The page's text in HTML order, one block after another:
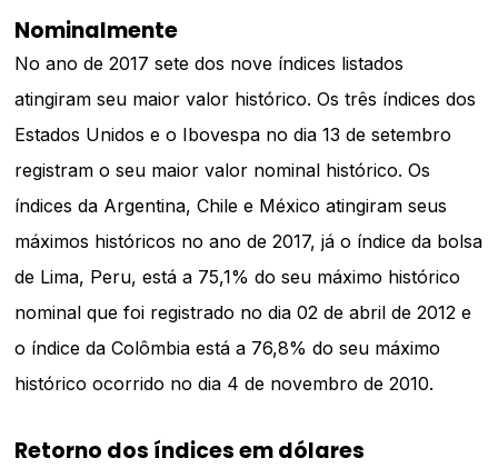
Nominalmente
No ano de 2017 sete dos nove índices listados
atingiram seu maior valor histórico. Os três índices dos
Estados Unidos e o Ibovespa no dia 13 de setembro
registram o seu maior valor nominal histórico. Os
índices da Argentina, Chile e México atingiram seus
máximos históricos no ano de 2017, já o índice da bolsa
de Lima, Peru, está a 75,1% do seu máximo histórico
nominal que foi registrado no dia 02 de abril de 2012 e
o índice da Colômbia está a 76,8% do seu máximo
histórico ocorrido no dia 4 de novembro de 2010.
Retorno dos índices em dólares